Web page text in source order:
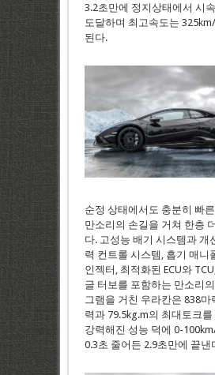
3.2초만에 정지상태에서 시
도달하며 최고속도는
된다.
순정 상태에서도 충분히 빠
만소리의 손길을 거쳐 한층
다. 고성능 배기 시스템과 개
력 컨트롤 시스템, 흡기 매니
인젝터, 최적화된 ECU와
글 터보를 포함하는 만소리
그램을 거친 우라칸은 838마
력과 79.5kg.m의 최대토크
강력해진 성능 덕에 0-
0.3초 줄어든 2.9초만에 끝낸